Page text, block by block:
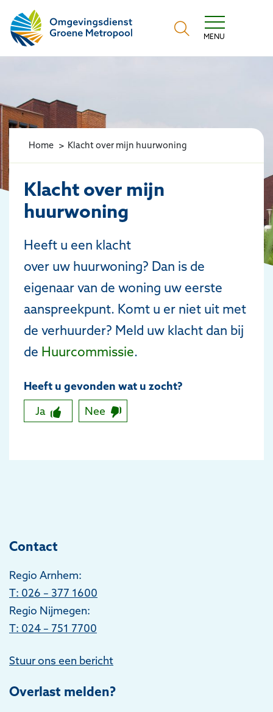
Omgevingsdienst Groene Metropool
MENU
Home Klacht over mijn huurwoning
Klacht over mijn
huurwoning
Heeft u een klacht
over uw huurwoning? Dan is de
eigenaar van de woning uw eerste
aanspreekpunt. Komt u er niet uit met
de verhuurder? Meld uw klacht dan bij
de Huurcommissie.
Heeft u gevonden wat u zocht?
Ja
Nee
Contact
Regio Arnhem:
T: 026 – 377 1600
Regio Nijmegen:
T: 024 – 751 7700
Stuur ons een bericht
Overlast melden?